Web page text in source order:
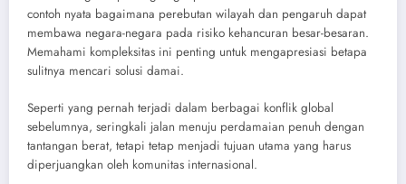
contoh nyata bagaimana perebutan wilayah dan pengaruh dapat
membawa negara-negara pada risiko kehancuran besar-besaran.
Memahami kompleksitas ini penting untuk mengapresiasi betapa
sulitnya mencari solusi damai.
Seperti yang pernah terjadi dalam berbagai konflik global
sebelumnya, seringkali jalan menuju perdamaian penuh dengan
tantangan berat, tetapi tetap menjadi tujuan utama yang harus
diperjuangkan oleh komunitas internasional.